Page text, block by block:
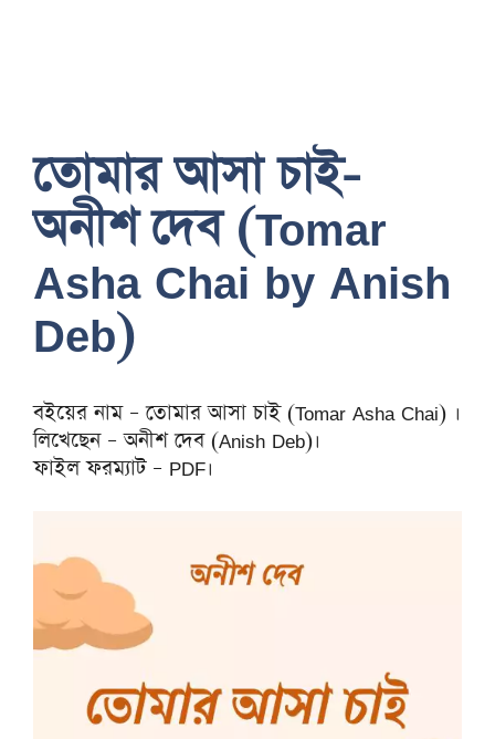
তোমার আসা চাই-
অনীশ দেব (Tomar
Asha Chai by Anish
Deb)
বইয়ের নাম – তোমার আসা চাই (Tomar Asha Chai) ।
লিখেছেন – অনীশ দেব (Anish Deb)।
ফাইল ফরম্যাট – PDF।